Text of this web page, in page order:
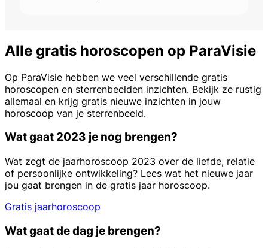
Alle gratis horoscopen op ParaVisie
Op ParaVisie hebben we veel verschillende gratis
horoscopen en sterrenbeelden inzichten. Bekijk ze rustig
allemaal en krijg gratis nieuwe inzichten in jouw
horoscoop van je sterrenbeeld.
Wat gaat 2023 je nog brengen?
Wat zegt de jaarhoroscoop 2023 over de liefde, relatie
of persoonlijke ontwikkeling? Lees wat het nieuwe jaar
jou gaat brengen in de gratis jaar horoscoop.
Gratis jaarhoroscoop
Wat gaat de dag je brengen?